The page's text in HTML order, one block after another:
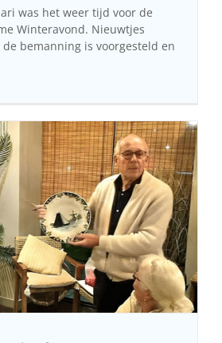
was het weer tijd voor de
Winteravond. Nieuwtjes
bemanning is voorgesteld en